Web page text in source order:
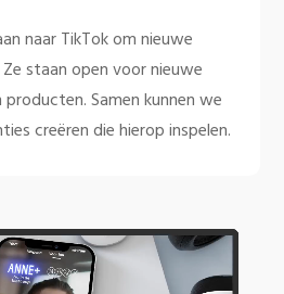
naar TikTok om nieuwe
staan open voor nieuwe
Samen kunnen we
creëren die hierop inspelen.